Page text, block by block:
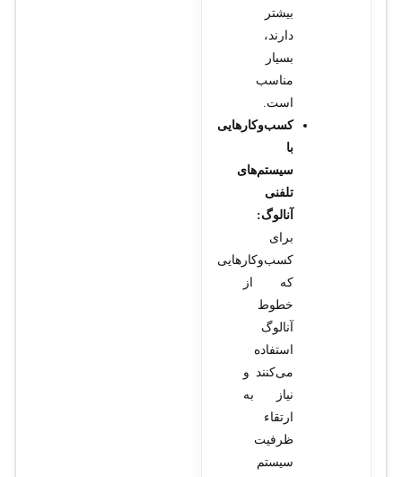
بیشتر
دارند،
بسیار
مناسب
است.
کسب‌وکارهایی
با
سیستم‌های
تلفنی
آنالوگ:
برای
کسب‌وکارهایی
که از
خطوط
آنالوگ
استفاده
می‌کنند و
نیاز به
ارتقاء
ظرفیت
سیستم